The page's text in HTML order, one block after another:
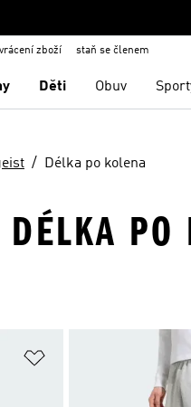
zboží staň se členem
Děti Obuv
Délka po kolena
PO
Přidat do seznamu